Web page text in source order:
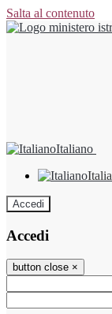
Salta al contenuto
Italiano
Accedi
Accedi
button close ×